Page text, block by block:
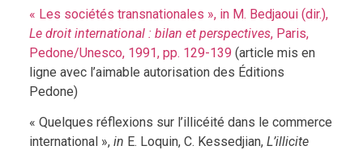
« Les sociétés transnationales », in M. Bedjaoui (dir.),
Le droit international : bilan et perspectives, Paris,
Pedone/Unesco, 1991, pp. 129-139 (article mis en
ligne avec l’aimable autorisation des Éditions
Pedone)
« Quelques réflexions sur l’illicéité dans le commerce
international », in E. Loquin, C. Kessedjian, L’illicite